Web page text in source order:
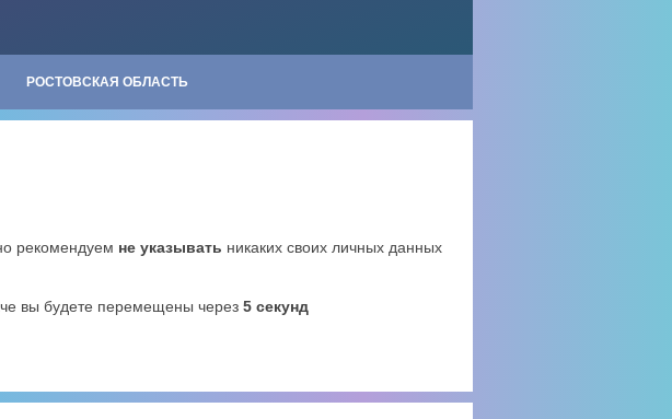
РОСТОВСКАЯ ОБЛАСТЬ
рекомендуем не указывать никаких своих личных данных
вы будете перемещены через 4 секунд